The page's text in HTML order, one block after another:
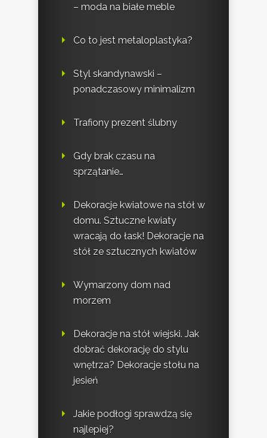
– moda na białe meble
Co to jest metaloplastyka?
Styl skandynawski –
ponadczasowy minimalizm
Trafiony prezent ślubny
Gdy brak czasu na
sprzątanie…
Dekoracje kwiatowe na stół w
domu. Sztuczne kwiaty
wracają do łask! Dekoracje na
stół ze sztucznych kwiatów
Wymarzony dom nad
morzem
Dekoracje na stół wiejski. Jak
dobrać dekorację do stylu
wnętrza? Dekoracje stołu na
jesień
Jakie podłogi sprawdzą się
najlepiej?